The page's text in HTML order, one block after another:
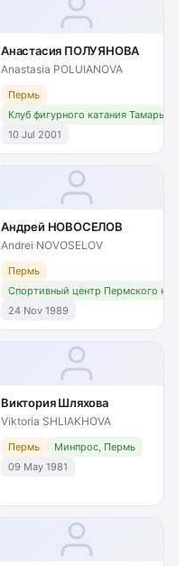
Анастасия ПОЛУЯНОВА
Anastasia POLUIANOVA
Пермь
Клуб фигурного катания Тамары
10 Jul 2001
Андрей НОВОСЕЛОВ
Andrei NOVOSELOV
Пермь
Спортивный центр Пермского края
24 Nov 1989
Виктория Шляхова
Viktoria SHLIAKHOVA
Пермь
Минпрос, Пермь
09 May 1981